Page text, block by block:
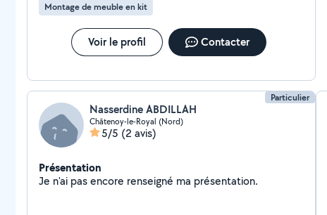
Montage de meuble en kit
Voir le profil Contacter
Particulier
Nasserdine ABDILLAH
Châtenoy-le-Royal (Nord)
5/5 (2 avis)
Présentation
Je n'ai pas encore renseigné ma présentation.